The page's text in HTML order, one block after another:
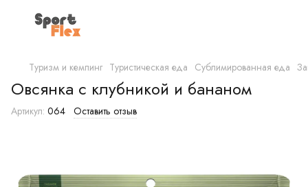
Туризм и кемпинг Туристическая еда Сублимированная еда
Овсянка с клубникой и бананом
Артикул: 064 Оставить отзыв